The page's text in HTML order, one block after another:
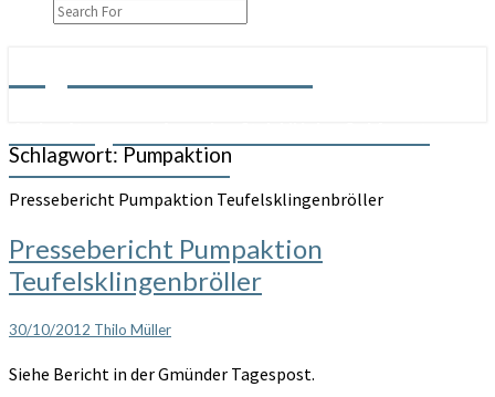
Grabenstetten e.V.
Schlagwort: Pumpaktion
Pressebericht Pumpaktion Teufelsklingenbröller
Pressebericht Pumpaktion
Teufelsklingenbröller
30/10/2012 Thilo Müller
Siehe Bericht in der Gmünder Tagespost.